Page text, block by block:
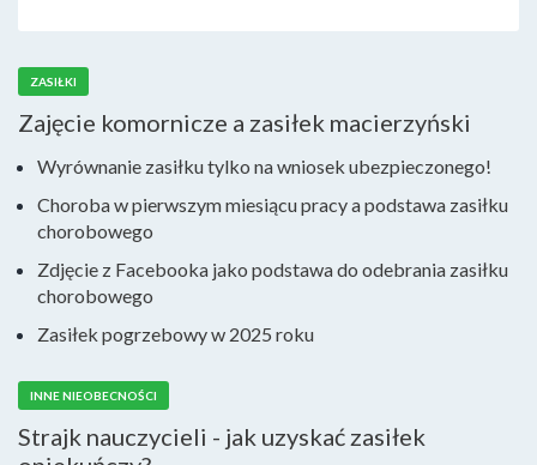
ZASIŁKI
Zajęcie komornicze a zasiłek macierzyński
Wyrównanie zasiłku tylko na wniosek ubezpieczonego!
Choroba w pierwszym miesiącu pracy a podstawa zasiłku
chorobowego
Zdjęcie z Facebooka jako podstawa do odebrania zasiłku
chorobowego
Zasiłek pogrzebowy w 2025 roku
INNE NIEOBECNOŚCI
Strajk nauczycieli - jak uzyskać zasiłek